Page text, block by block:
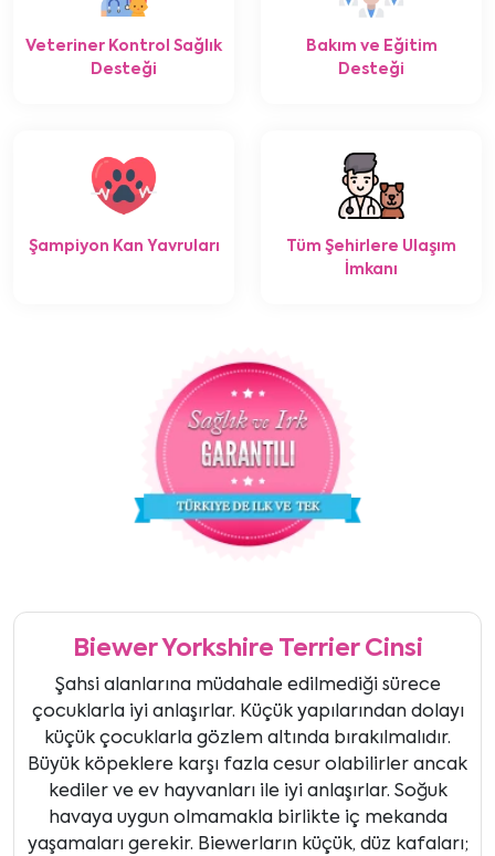
Veteriner Kontrol Sağlık
Desteği
Bakım ve Eğitim
Desteği
Şampiyon Kan Yavruları
Tüm Şehirlere Ulaşım
İmkanı
Biewer Yorkshire Terrier Cinsi
Şahsi alanlarına müdahale edilmediği sürece
çocuklarla iyi anlaşırlar. Küçük yapılarından dolayı
küçük çocuklarla gözlem altında bırakılmalıdır.
Büyük köpeklere karşı fazla cesur olabilirler ancak
kediler ve ev hayvanları ile iyi anlaşırlar. Soğuk
havaya uygun olmamakla birlikte iç mekanda
yaşamaları gerekir. Biewerların küçük, düz kafaları;